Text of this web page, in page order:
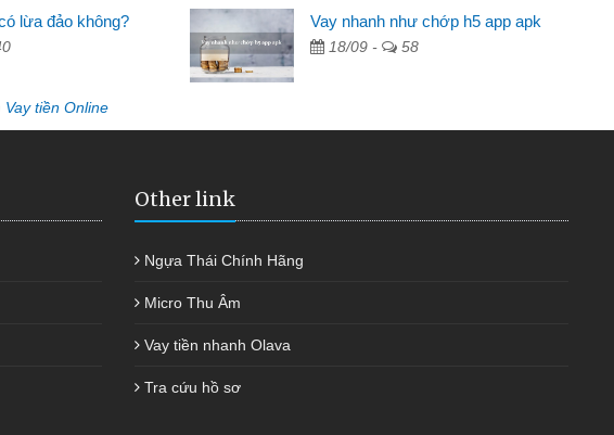
cần có 2 triệu để giải quyết việc riêng, trong 1-2 ngày tôi trả
được thôi. Cảm ơn đã giúp tôi kịp thời và nhanh chóng
lừa đảo không? Vay nhanh như chớp h5 app apk
18/09 - 58
Vay tiền Online
Other link
Ngựa Thái Chính Hãng
Micro Thu Âm
Vay tiền nhanh Olava
Tra cứu hồ sơ